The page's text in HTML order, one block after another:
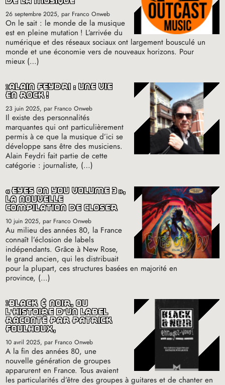
26 septembre 2025, par Franco Onweb
On le sait : le monde de la musique
est en pleine mutation ! L’arrivée du
numérique et des réseaux sociaux ont largement bousculé un
monde et une économie vers de nouveaux horizons. Pour
mieux (…)
alain feydri : une vie
en rock !
23 juin 2025, par Franco Onweb
Il existe des personnalités
marquantes qui ont particulièrement
permis à ce que la musique d’ici se
développe sans être des musiciens.
Alain Feydri fait partie de cette
catégorie : journaliste, (…)
«eyes on you volume 3»,
la nouvelle
compilation de closer
10 juin 2025, par Franco Onweb
Au milieu des années 80, la France
connaît l’éclosion de labels
indépendants. Grâce à New Rose,
le grand ancien, qui les distribuait
pour la plupart, ces structures basées en majorité en
province, (…)
black & noir, où
l’histoire d’un label
raconté par patrick
foulhoux,
10 avril 2025, par Franco Onweb
A la fin des années 80, une
nouvelle génération de groupes
apparurent en France. Tous avaient
les particularités d’être des groupes à guitares et de chanter en